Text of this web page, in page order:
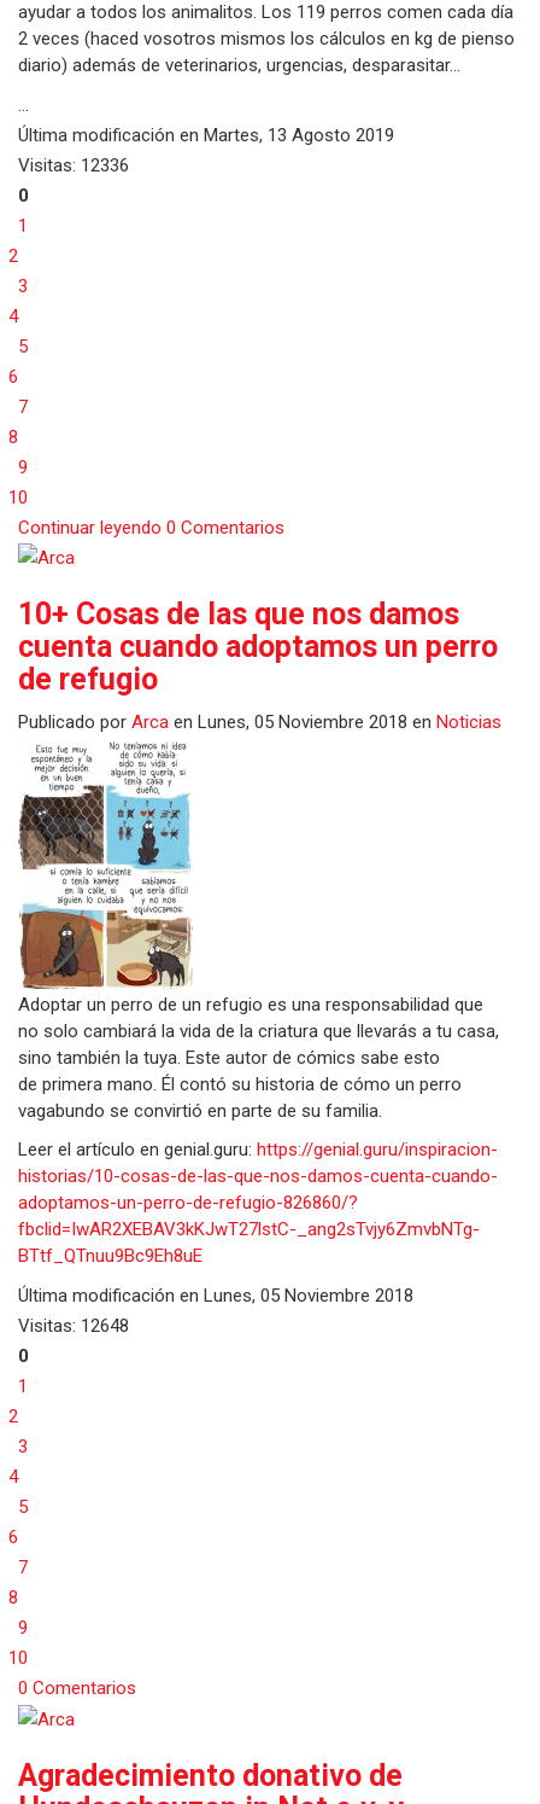
ayudar a todos los animalitos. Los 119 perros comen cada día
2 veces (haced vosotros mismos los cálculos en kg de pienso
diario) además de veterinarios, urgencias, desparasitar...
Última modificación en Martes, 13 Agosto 2019
Visitas: 12336
0
1
2
3
4
5
6
7
8
9
10
Continuar leyendo 0 Comentarios
10+ Cosas de las que nos damos
cuenta cuando adoptamos un perro
de refugio
Publicado por Arca en Lunes, 05 Noviembre 2018 en Noticias
Adoptar un perro de un refugio es una responsabilidad que
no solo cambiará la vida de la criatura que llevarás a tu casa,
sino también la tuya. Este autor de cómics sabe esto
de primera mano. Él contó su historia de cómo un perro
vagabundo se convirtió en parte de su familia.
Leer el artículo en genial.guru: https://genial.guru/inspiracion-
historias/10-cosas-de-las-que-nos-damos-cuenta-cuando-
adoptamos-un-perro-de-refugio-826860/?
fbclid=IwAR2XEBAV3kKJwT27lstC-_ang2sTvjy6ZmvbNTg-
BTtf_QTnuu9Bc9Eh8uE
Última modificación en Lunes, 05 Noviembre 2018
Visitas: 12648
0
1
2
3
4
5
6
7
8
9
10
0 Comentarios
Agradecimiento donativo de